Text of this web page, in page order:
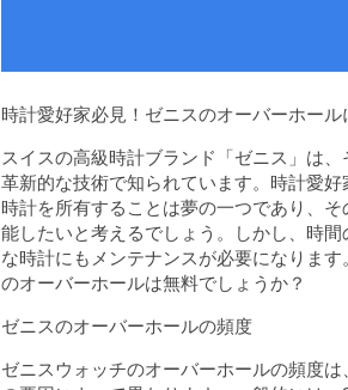
時計愛好家必見！ゼニスのオーバーホー
スイスの高級時計ブランド「ゼニス」は
革新的な技術で知られています。時計愛
時計を所有することは夢の一つであり、
能したいと考えるでしょう。しかし、時
な時計にもメンテナンスが必要になりま
のオーバーホールは無料でしょうか？
ゼニスのオーバーホールの頻度
ゼニスウォッチのオーバーホールの頻度